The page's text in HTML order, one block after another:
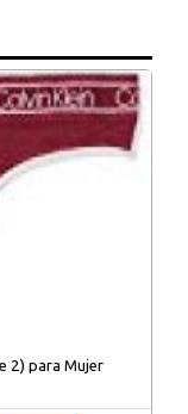
2) para Mujer